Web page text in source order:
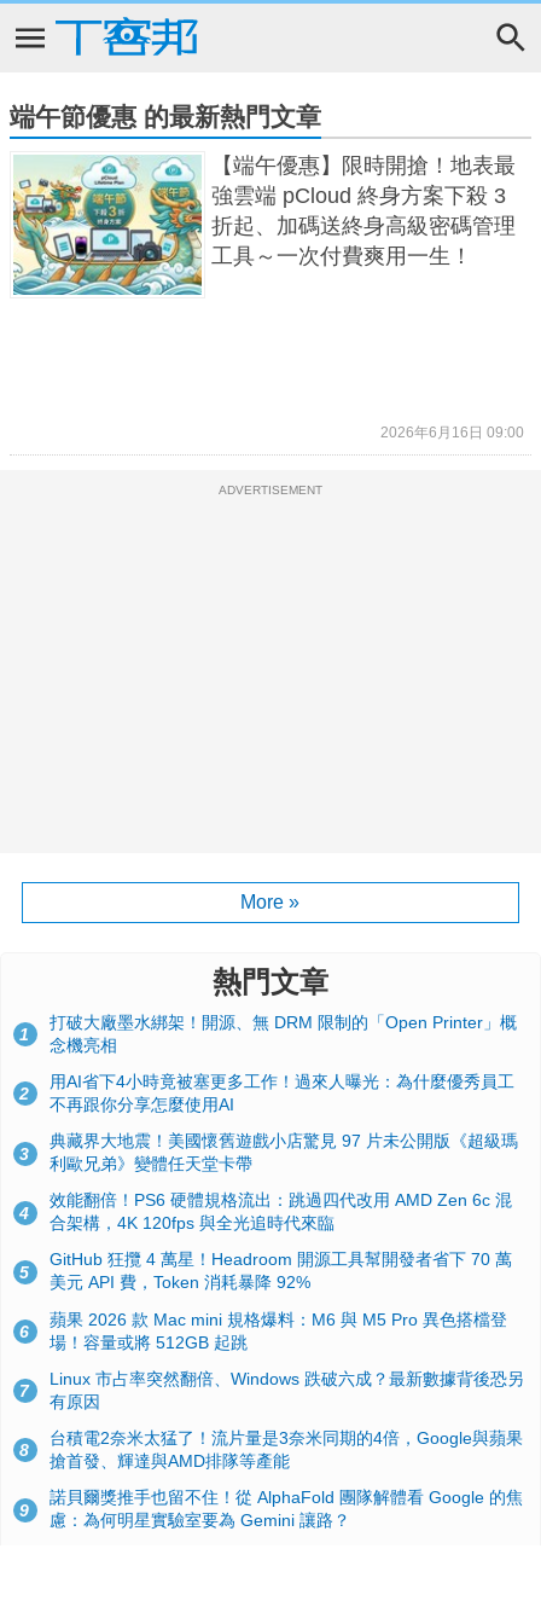
端午節優惠 的最新熱門文章
【端午優惠】限時開搶！地表最
強雲端 pCloud 終身方案下殺 3
折起、加碼送終身高級密碼管理
工具～一次付費爽用一生！
2026年6月16日 09:00
ADVERTISEMENT
More »
熱門文章
1
打破大廠墨水綁架！開源、無 DRM 限制的「Open Printer」概
念機亮相
2
用AI省下4小時竟被塞更多工作！過來人曝光：為什麼優秀員工
不再跟你分享怎麼使用AI
3
典藏界大地震！美國懷舊遊戲小店驚見 97 片未公開版《超級瑪
利歐兄弟》變體任天堂卡帶
4
效能翻倍！PS6 硬體規格流出：跳過四代改用 AMD Zen 6c 混
合架構，4K 120fps 與全光追時代來臨
5
GitHub 狂攬 4 萬星！Headroom 開源工具幫開發者省下 70 萬
美元 API 費，Token 消耗暴降 92%
6
蘋果 2026 款 Mac mini 規格爆料：M6 與 M5 Pro 異色搭檔登
場！容量或將 512GB 起跳
7
Linux 市占率突然翻倍、Windows 跌破六成？最新數據背後恐另
有原因
8
台積電2奈米太猛了！流片量是3奈米同期的4倍，Google與蘋果
搶首發、輝達與AMD排隊等產能
9
諾貝爾獎推手也留不住！從 AlphaFold 團隊解體看 Google 的焦
慮：為何明星實驗室要為 Gemini 讓路？